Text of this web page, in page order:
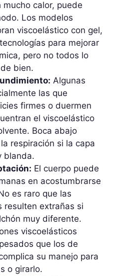
calor, puede
Los modelos
viscoelástico con gel,
para mejorar
pero no todos lo
bien.
Algunas
las que
firmes o duermen
el viscoelástico
Boca abajo
respiración si la capa
blanda.
El cuerpo puede
en acostumbrarse
es raro que las
resulten extrañas si
muy diferente.
viscoelásticos
que los de
su manejo para
o girarlo.